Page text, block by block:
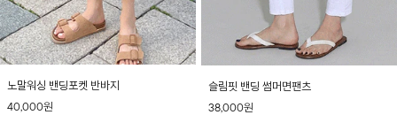
노말워싱 밴딩포켓 반바지
40,000원
슬림핏 밴딩 썸머면팬츠
38,000원